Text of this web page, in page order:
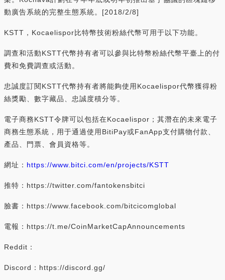
動廣告系統的完整生態系統。[2018/2/8]
KSTT，Kocaelispor比特幣技術粉絲代幣可用于以下功能。
調查和活動KSTT代幣持有者可以參與比特幣粉絲代幣平臺上的付
費和免費調查或活動。
忠誠度訂閱KSTT代幣持有者將能夠使用Kocaelispor代幣獲得粉
絲獎勵、數字藏品、忠誠度積分等。
電子商務KSTT令牌可以包括在Kocaelispor；其潛在的未來電子
商務生態系統，用于通過使用BitiPay或FanApp支付購物付款、
產品、門票、會員資格等。
網址： https://www.bitci.com/en/projects/KSTT
推特：https://twitter.com/fantokensbitci
臉書：https://www.facebook.com/bitcicomglobal
電報：https://t.me/CoinMarketCapAnnouncements
Reddit：
Discord：https://discord.gg/